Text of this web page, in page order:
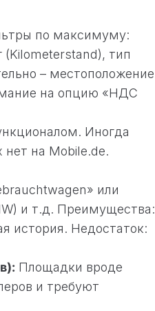
по максимуму:
тип
– местоположение
на опцию «НДС
Иногда
на Mobile.de.
или
и т.д. Преимущества:
история. Недостаток:
Площадки вроде
и требуют